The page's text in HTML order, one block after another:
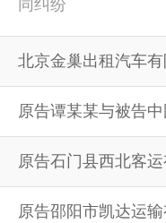
同纠纷
北京金巢出租汽车
原告谭某某与被告
原告石门县西北客
原告邵阳市凯达运